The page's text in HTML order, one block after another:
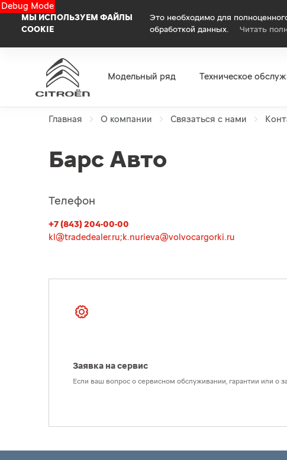
Debug Mode
МЫ ИСПОЛЬЗУЕМ ФАЙЛЫ
COOKIE
Это необходимо для
обработкой данных.
Читать
Модельный ряд Техническое
Главная О компании Связаться с нами
Барс Авто
Телефон
+7 (843) 204-00-00
kl@tradedealer.ru;k.nurieva@volvocargorki.ru
Заявка на сервис
Если ваш вопрос о сервисном обслуживании, гарантии или о